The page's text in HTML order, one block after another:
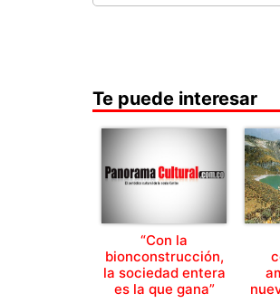
Te puede interesar
“Con la
bionconstrucción,
la sociedad entera
es la que gana”